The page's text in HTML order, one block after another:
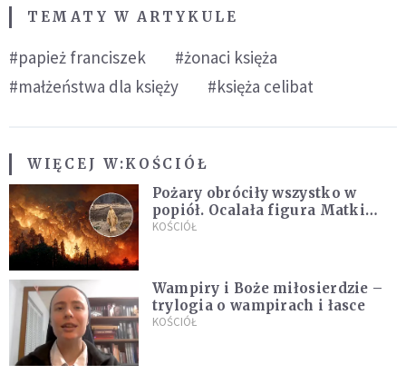
TEMATY W ARTYKULE
#papież franciszek
#żonaci księża
#małżeństwa dla księży
#księża celibat
WIĘCEJ W:KOŚCIÓŁ
Pożary obróciły wszystko w
popiół. Ocalała figura Matki
Bożej
KOŚCIÓŁ
Wampiry i Boże miłosierdzie –
trylogia o wampirach i łasce
KOŚCIÓŁ